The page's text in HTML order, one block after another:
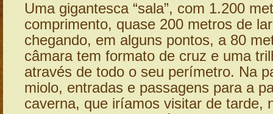
Uma gigantesca “sala”, com 1.200
comprimento, quase 200 metros de
chegando, em alguns pontos, a 80
câmara tem formato de cruz e uma
através de todo o seu perímetro. Na
miolo, entradas e passagens para a
caverna, que iríamos visitar de tarde,